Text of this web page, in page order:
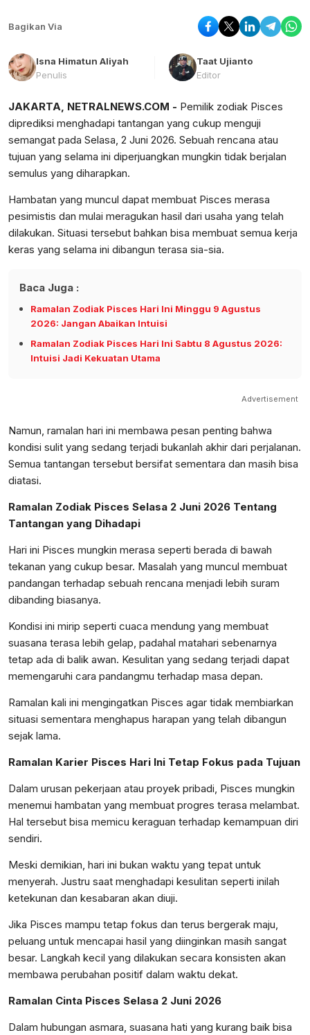
Bagikan Via
Isna Himatun Aliyah
Penulis
Taat Ujianto
Editor
JAKARTA, NETRALNEWS.COM - Pemilik zodiak Pisces
diprediksi menghadapi tantangan yang cukup menguji
semangat pada Selasa, 2 Juni 2026. Sebuah rencana atau
tujuan yang selama ini diperjuangkan mungkin tidak berjalan
semulus yang diharapkan.
Hambatan yang muncul dapat membuat Pisces merasa
pesimistis dan mulai meragukan hasil dari usaha yang telah
dilakukan. Situasi tersebut bahkan bisa membuat semua kerja
keras yang selama ini dibangun terasa sia-sia.
Baca Juga :
Ramalan Zodiak Pisces Hari Ini Minggu 9 Agustus
2026: Jangan Abaikan Intuisi
Ramalan Zodiak Pisces Hari Ini Sabtu 8 Agustus 2026:
Intuisi Jadi Kekuatan Utama
Advertisement
Namun, ramalan hari ini membawa pesan penting bahwa
kondisi sulit yang sedang terjadi bukanlah akhir dari perjalanan.
Semua tantangan tersebut bersifat sementara dan masih bisa
diatasi.
Ramalan Zodiak Pisces Selasa 2 Juni 2026 Tentang
Tantangan yang Dihadapi
Hari ini Pisces mungkin merasa seperti berada di bawah
tekanan yang cukup besar. Masalah yang muncul membuat
pandangan terhadap sebuah rencana menjadi lebih suram
dibanding biasanya.
Kondisi ini mirip seperti cuaca mendung yang membuat
suasana terasa lebih gelap, padahal matahari sebenarnya
tetap ada di balik awan. Kesulitan yang sedang terjadi dapat
memengaruhi cara pandangmu terhadap masa depan.
Ramalan kali ini mengingatkan Pisces agar tidak membiarkan
situasi sementara menghapus harapan yang telah dibangun
sejak lama.
Ramalan Karier Pisces Hari Ini Tetap Fokus pada Tujuan
Dalam urusan pekerjaan atau proyek pribadi, Pisces mungkin
menemui hambatan yang membuat progres terasa melambat.
Hal tersebut bisa memicu keraguan terhadap kemampuan diri
sendiri.
Meski demikian, hari ini bukan waktu yang tepat untuk
menyerah. Justru saat menghadapi kesulitan seperti inilah
ketekunan dan kesabaran akan diuji.
Jika Pisces mampu tetap fokus dan terus bergerak maju,
peluang untuk mencapai hasil yang diinginkan masih sangat
besar. Langkah kecil yang dilakukan secara konsisten akan
membawa perubahan positif dalam waktu dekat.
Ramalan Cinta Pisces Selasa 2 Juni 2026
Dalam hubungan asmara, suasana hati yang kurang baik bisa